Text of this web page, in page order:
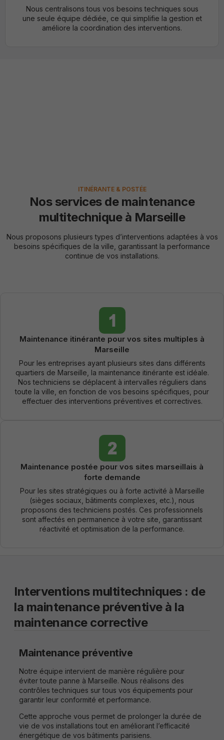
Nous centralisons tous vos besoins techniques sous
une seule équipe dédiée, ce qui simplifie la gestion et
améliore la coordination des interventions.
ITINÉRANTE & POSTÉE
Nos services de maintenance
multitechnique à Marseille
Nous proposons plusieurs types d’interventions adaptées à vos
besoins spécifiques de la ville, garantissant la performance
continue de vos installations.
Maintenance itinérante pour vos sites multiples à
Marseille
Pour les entreprises ayant plusieurs sites dans différents
quartiers de Marseille, la maintenance itinérante est idéale.
Nos techniciens se déplacent à intervalles réguliers dans
toute la ville, en fonction de vos besoins spécifiques, pour
effectuer des interventions préventives et correctives.
Maintenance postée pour vos sites marseillais à
forte demande
Pour les sites stratégiques ou à forte activité à Marseille
(sièges sociaux, bâtiments complexes, etc.), nous
proposons des techniciens postés. Ces professionnels
sont affectés en permanence à votre site, garantissant
réactivité et optimisation de la performance.
Interventions multitechniques : de
la maintenance préventive à la
maintenance corrective
Maintenance préventive
Notre équipe intervient de manière régulière pour
éviter toute panne à Marseille. Nous réalisons des
contrôles techniques sur tous vos équipements pour
garantir leur conformité et performance.
Cette approche vous permet de prolonger la durée de
vie de vos installations tout en améliorant l’efficacité
énergétique de vos bâtiments parisiens.